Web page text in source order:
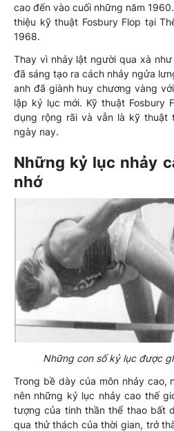
cao đến vào cuối những năm
thiệu kỹ thuật Fosbury Flop tại
1968.
Thay vì nhảy lật người qua xà
đã sáng tạo ra cách nhảy ngửa
anh đã giành huy chương vàng
lập kỷ lục mới. Kỹ thuật Fosbury
dụng rộng rãi và vẫn là kỹ thuật
ngày nay.
Những kỷ lục nhảy
nhớ
Những con số kỷ lục được
Trong bề dày của môn nhảy cao,
nên những kỷ lục nhảy cao thế
tượng của tinh thần thể thao bất
qua thử thách của thời gian, trở